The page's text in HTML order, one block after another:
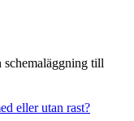
schemaläggning till
eller utan rast?